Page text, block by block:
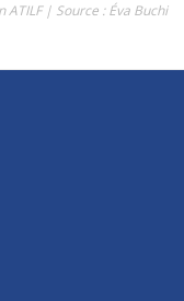
| Source : Éva Buchi